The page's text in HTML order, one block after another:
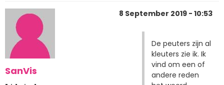
SanVis
8 September 2019 - 10:53
De peuters zijn al
kleuters zie ik. Ik
vind om een of
andere reden